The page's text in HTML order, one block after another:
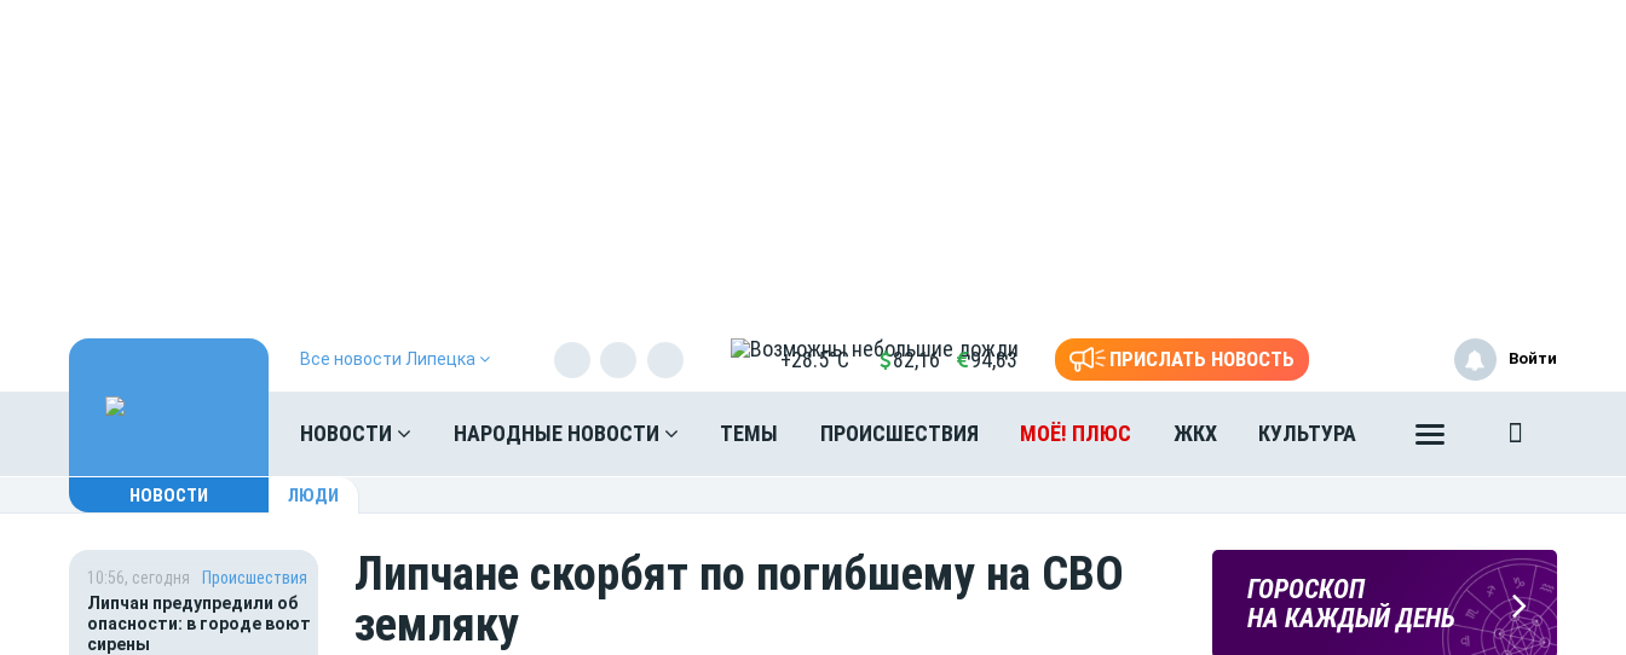
Все новости Липецка +28.5°C 82,16 94,83 ПРИСЛАТЬ НОВОСТЬ
НОВОСТИ НАРОДНЫЕ НОВОСТИ ТЕМЫ ПРОИСШЕСТВИЯ МОЁ! ПЛЮС ЖКХ КУЛЬТУРА
Войти
НОВОСТИ ЛЮДИ
10:56, сегодня
Происшествия
Липчан предупредили об
опасности: в городе воют
сирены
Липчане скорбят по погибшему на СВО
земляку
ГОРОСКОП
НА КАЖДЫЙ ДЕНЬ
ПОГОДА
В ЛИПЕЦКЕ
ЛИПЕЦКИЕ
РЕАЛИИ
Новости Липецка и области